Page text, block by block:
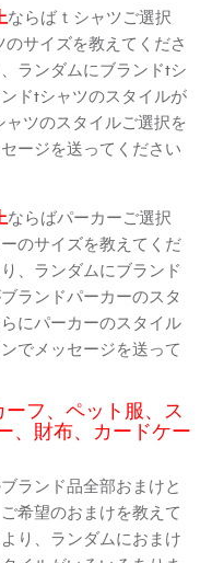
ならばｔシャツご選択
サイズを教えてくださ
ランダムにブランドtシ
ドtシャツのスタイルが
ツのスタイルご選択を
ージを送ってください
ならばパーカーご選択
のサイズを教えてくだ
、ランダムにブランド
ランドパーカーのスタ
にパーカーのスタイル
でメッセージを送って
フ、ペット服、ス
、財布、カードケー
ランド品全部おまけと
希望のおまけを教えて
り、ランダムにおまけ